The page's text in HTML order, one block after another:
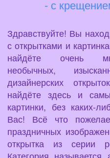
- с
Здравствуйте! Вы
с открытками и
найдёте очень
необычных,
дизайнерских
найдёте здесь и
картинки, без каких-
Вас! Всё что
праздничных
открытка из серии